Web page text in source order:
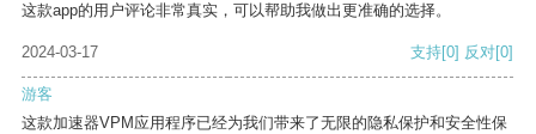
这款app的用户评论非常真实，可以帮助我做出更准确的选择。
2024-03-17 支持[0] 反对[0]
游客
这款加速器VPM应用程序已经为我们带来了无限的隐私保护和安全性保